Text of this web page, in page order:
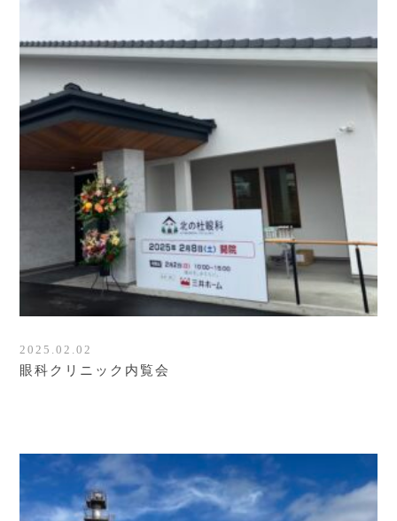
2025.02.02
眼科クリニック内覧会